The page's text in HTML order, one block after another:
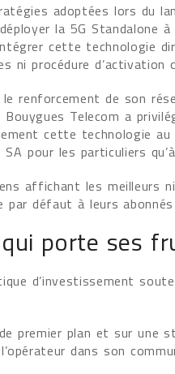
adoptées lors du
la 5G Standalone à
cette technologie
procédure d’activation
renforcement de son
Telecom a
cette technologie au
pour les particuliers
affichant les meilleurs
défaut à leurs
porte ses
d’investissement
premier plan et sur une
dans son